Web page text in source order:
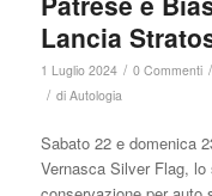
Lancia
1 Luglio 2024 / 0 Commenti /
/ di Autologia
Sabato 22 e domenica
Vernasca Silver Flag,